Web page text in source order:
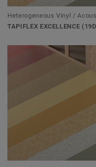
Heterogeneous Vinyl /
TAPIFLEX EXCELLENCE